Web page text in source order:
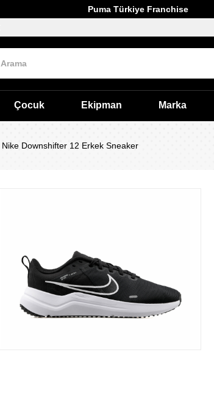
Puma Türkiye Franchise
Çocuk Ekipman Marka
Nike Downshifter 12 Erkek Sneaker